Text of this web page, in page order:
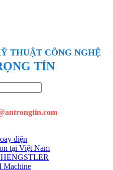
THUẬT CÔNG NGHỆ
TÍN
điện
tại Việt Nam
HENGSTLER
Machine